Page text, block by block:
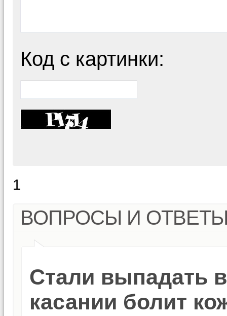
Код с картинки:
1
ВОПРОСЫ И
Стали выпадать
касании болит